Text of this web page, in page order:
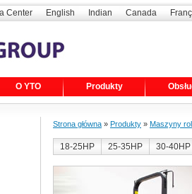
Center English Indian Canada
O YTO Produkty
Strona główna » Produkty » Maszyny
18-25HP 25-35HP 30-40HP